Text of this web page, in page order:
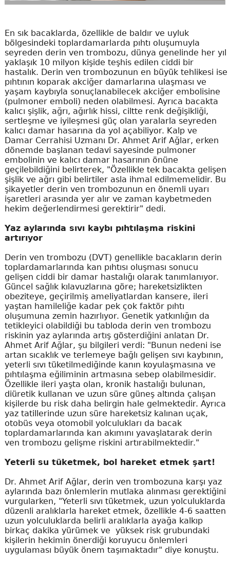
En sık bacaklarda, özellikle de baldır ve uyluk
bölgesindeki toplardamarlarda pıhtı oluşumuyla
seyreden derin ven trombozu, dünya genelinde her yıl
yaklaşık 10 milyon kişide teşhis edilen ciddi bir
hastalık. Derin ven trombozunun en büyük tehlikesi ise
pıhtının koparak akciğer damarlarına ulaşması ve
yaşam kaybıyla sonuçlanabilecek akciğer embolisine
(pulmoner emboli) neden olabilmesi. Ayrıca bacakta
kalıcı şişlik, ağrı, ağırlık hissi, ciltte renk değişikliği,
sertleşme ve iyileşmesi güç olan yaralarla seyreden
kalıcı damar hasarına da yol açabiliyor. Kalp ve
Damar Cerrahisi Uzmanı Dr. Ahmet Arif Ağlar, erken
dönemde başlanan tedavi sayesinde pulmoner
embolinin ve kalıcı damar hasarının önüne
geçilebildiğini belirterek, "Özellikle tek bacakta gelişen
şişlik ve ağrı gibi belirtiler asla ihmal edilmemelidir. Bu
şikayetler derin ven trombozunun en önemli uyarı
işaretleri arasında yer alır ve zaman kaybetmeden
hekim değerlendirmesi gerektirir" dedi.
Yaz aylarında sıvı kaybı pıhtılaşma riskini
artırıyor
Derin ven trombozu (DVT) genellikle bacakların derin
toplardamarlarında kan pıhtısı oluşması sonucu
gelişen ciddi bir damar hastalığı olarak tanımlanıyor.
Güncel sağlık kılavuzlarına göre; hareketsizlikten
obeziteye, geçirilmiş ameliyatlardan kansere, ileri
yaştan hamileliğe kadar pek çok faktör pıhtı
oluşumuna zemin hazırlıyor. Genetik yatkınlığın da
tetikleyici olabildiği bu tabloda derin ven trombozu
riskinin yaz aylarında artış gösterdiğini anlatan Dr.
Ahmet Arif Ağlar, şu bilgileri verdi: "Bunun nedeni ise
artan sıcaklık ve terlemeye bağlı gelişen sıvı kaybının,
yeterli sıvı tüketilmediğinde kanın koyulaşmasına ve
pıhtılaşma eğiliminin artmasına sebep olabilmesidir.
Özellikle ileri yaşta olan, kronik hastalığı bulunan,
diüretik kullanan ve uzun süre güneş altında çalışan
kişilerde bu risk daha belirgin hale gelmektedir. Ayrıca
yaz tatillerinde uzun süre hareketsiz kalınan uçak,
otobüs veya otomobil yolculukları da bacak
toplardamarlarında kan akımını yavaşlatarak derin
ven trombozu gelişme riskini artırabilmektedir."
Yeterli su tüketmek, bol hareket etmek şart!
Dr. Ahmet Arif Ağlar, derin ven trombozuna karşı yaz
aylarında bazı önlemlerin mutlaka alınması gerektiğini
vurgularken, "Yeterli sıvı tüketmek, uzun yolculuklarda
düzenli aralıklarla hareket etmek, özellikle 4-6 saatten
uzun yolculuklarda belirli aralıklarla ayağa kalkıp
birkaç dakika yürümek ve yüksek risk grubundaki
kişilerin hekimin önerdiği koruyucu önlemleri
uygulaması büyük önem taşımaktadır" diye konuştu.